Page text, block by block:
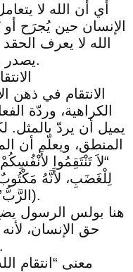
أي أن الله لا
الإنسان حين يُجرَح أو
الله لا يعرف
يصدر عن محبة وعدل.
الانتقام في ذهن
الكراهية، وردّة
يميل أن يردّ
المنطق، ويعلّم أن
“لاَ تَنْتَقِمُوا
لِلْغَضَبِ، لأَنَّهُ
الرَّبُّ” (رومية 12. 19).
هنا بولس الرسول
حق الإنسان، لأنه
والانفعال.
معنى “انتقام